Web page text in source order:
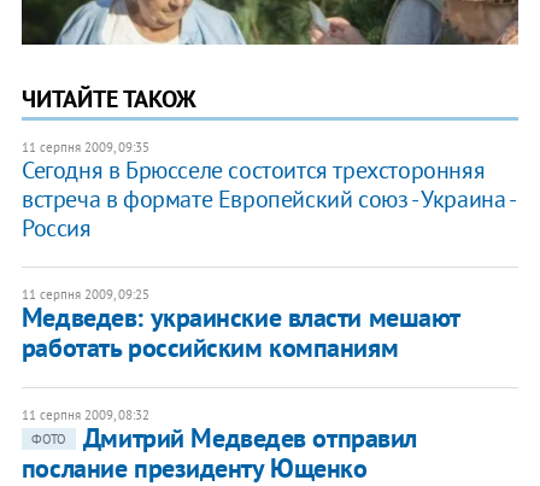
ЧИТАЙТЕ ТАКОЖ
11 серпня 2009, 09:35
Сегодня в Брюсселе состоится трехсторонняя
встреча в формате Европейский союз - Украина -
Россия
11 серпня 2009, 09:25
Медведев: украинские власти мешают
работать российским компаниям
11 серпня 2009, 08:32
ФОТО
Дмитрий Медведев отправил
послание президенту Ющенко